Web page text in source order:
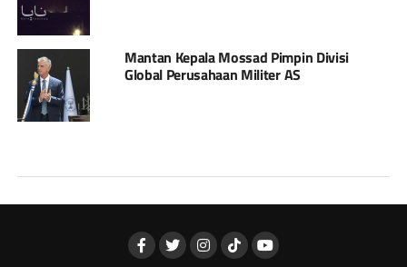
Mantan Kepala Mossad Pimpin Divisi
Global Perusahaan Militer AS